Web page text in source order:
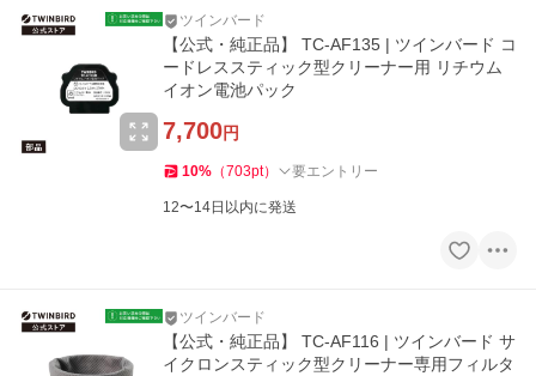
ツインバード
【公式・純正品】 TC-AF135 | ツインバード コ
ードレススティック型クリーナー用 リチウム
イオン電池パック
7,700円
10% （703pt） 要エントリー
12〜14日以内に発送
ツインバード
【公式・純正品】 TC-AF116 | ツインバード サ
イクロンスティック型クリーナー専用フィルタ